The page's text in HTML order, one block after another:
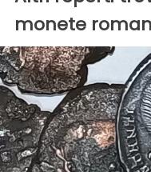
monete